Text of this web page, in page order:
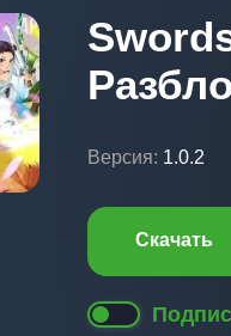
Версия: 1.0.2
Скачать